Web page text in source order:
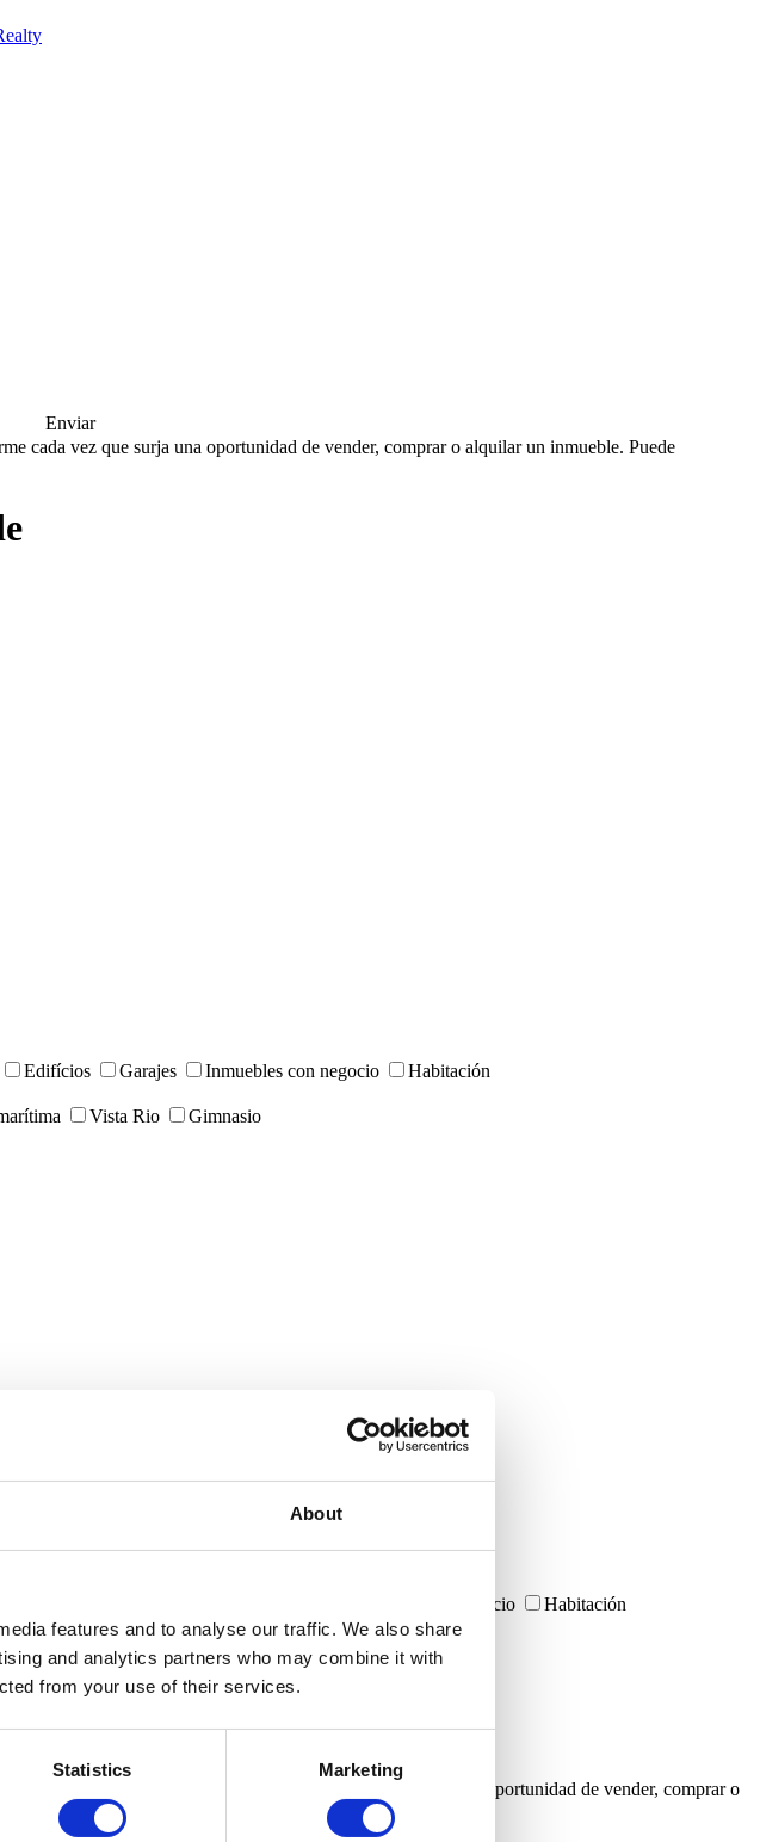
About
features and to analyse our traffic. We also share
and analytics partners who may combine it with
from your use of their services.
Statistics Marketing
Enviar
cada vez que surja una oportunidad de vender, comprar o alquilar un inmueble. Puede
Edifícios Garajes Inmuebles con negocio
Habitación
Vista Rio
Gimnasio
Inmuebles con negocio
Habitación
Gimnasio Vista marítima
Vista Rio
con su búsqueda.
mis datos personales para informarme cada vez que surja una oportunidad de vender, comprar o
con su búsqueda.